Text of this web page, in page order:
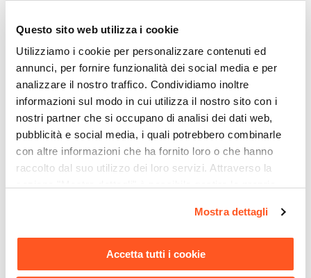
Questo sito web utilizza i cookie
Utilizziamo i cookie per personalizzare contenuti ed
annunci, per fornire funzionalità dei social media e per
analizzare il nostro traffico. Condividiamo inoltre
informazioni sul modo in cui utilizza il nostro sito con i
nostri partner che si occupano di analisi dei dati web,
pubblicità e social media, i quali potrebbero combinarle
con altre informazioni che ha fornito loro o che hanno
raccolto dal suo utilizzo dei loro servizi. Attraverso la
momento. Per maggiori informazioni si invita a leggere la
Mostra dettagli
Accetta tutti i cookie
Lizel
Ø 70 cm
Altezza
40 cm
Forma
Rotonda
Materiale Piano
Fibra di legno
Colore Struttura
Ti suggeriamo anche
Divano letto 3 posti con
schienale reclinabile in
velluto grigio - Tennet
Tappeto da interni 120x170
cm in cotone nero e juta
naturale